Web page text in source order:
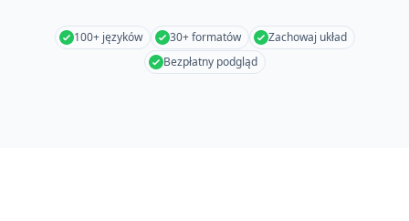
100+ języków 30+ formatów
Zachowaj układ
Bezpłatny podgląd